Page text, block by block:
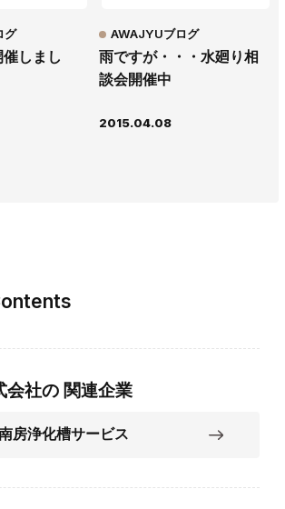
しまし
グ
雨ですが・・・水廻り相
談会開催中
AWAJYUブログ
2015.04.08
会社の 関連企業
房浄化槽サービス